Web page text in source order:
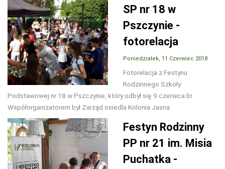
SP nr 18 w
Pszczynie -
fotorelacja
Poniedziałek, 11 Czerwiec 2018
Fotorelacja z Festynu
Rodzinnego Szkoły
Podstawowej nr 18 w Pszczynie, który odbył się 9 czerwca br.
Współorganizatorem był Zarząd osiedla Kolonia Jasna.
Festyn Rodzinny
PP nr 21 im. Misia
Puchatka -